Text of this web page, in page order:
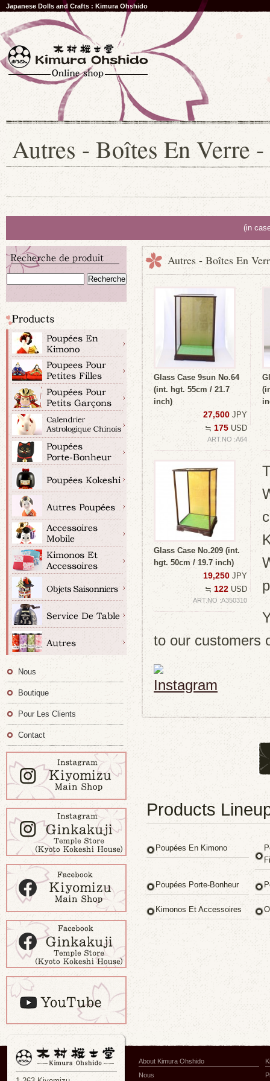
Japanese Dolls and Crafts : Kimura Ohshido
Autres - Boîtes En Verre -
(in
Autres - Boîtes En
Glass Case 9sun No.64
(int. hgt. 55cm / 21.7
inch)
27,500 JPY
≒ 175 USD
ART.NO :A64
Glass Case No.209 (int.
hgt. 50cm / 19.7 inch)
19,250 JPY
≒ 122 USD
ART.NO :A350310
to our customers
Products
Poupées En Kimono
Poupées Porte-Bonheur
Kimonos Et Accessoires
Nous
Boutique
Pour Les Clients
Contact
About Kimura Ohshido
Nous